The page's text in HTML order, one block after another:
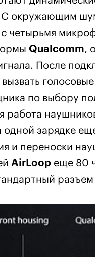
окружающим
с четырьмя
Qualcomm,
После
по выбору
работа
одной зарядке
и переноски
AirLoop еще 80
разъем